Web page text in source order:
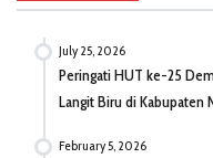
July 25, 2026
Peringati HUT ke-25
Langit Biru di Kabupaten
February 5, 2026